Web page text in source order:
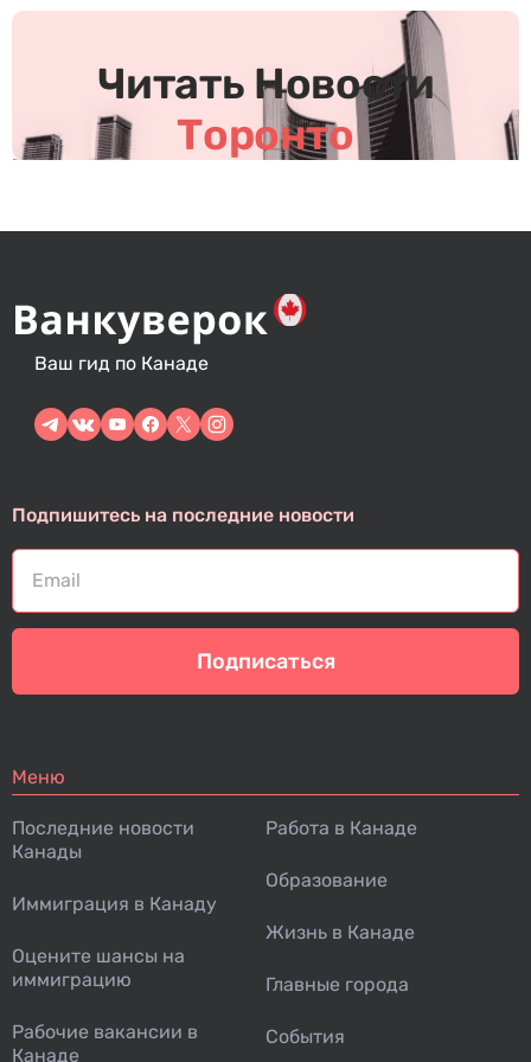
Читать Новости
Торонто
Ваш гид по Канаде
Подпишитесь на последние новости
Подписаться
Меню
Последние новости
Канады
Иммиграция в Канаду
Оцените шансы на
иммиграцию
Рабочие вакансии в
Канаде
Работа в Канаде
Образование
Жизнь в Канаде
Главные города
События